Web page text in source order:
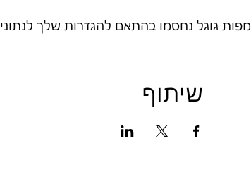
מפות גוגל נחסמו בהתאם להגדרות שלך
שיתוף